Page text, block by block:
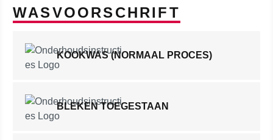
WASVOORSCHRIFT
KOOKWAS (NORMAAL PROCES)
BLEKEN TOEGESTAAN